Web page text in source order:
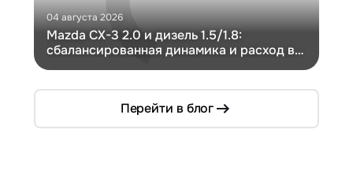
04 августа 2026
Mazda CX-3 2.0 и дизель 1.5/1.8:
сбалансированная динамика и расход в
Перейти в блог